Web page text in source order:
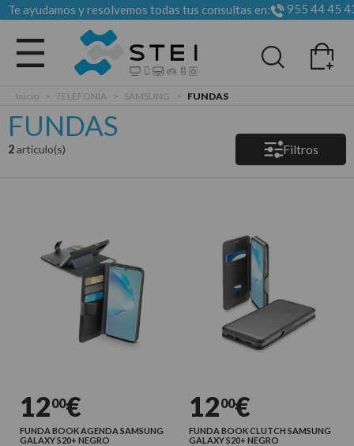
Te ayudamos y resolvemos todas tus consultas en: 955 44 45
Todas las categorias
Inicio > TELEFONÍA > SAMSUNG > FUNDAS
FUNDAS
2articulo(s) Filtros
1200€
FUNDA BOOK AGENDA SAMSUNG
GALAXY S20+ NEGRO
1200€
FUNDA BOOK CLUTCH SAMSUNG
GALAXY S20+ NEGRO